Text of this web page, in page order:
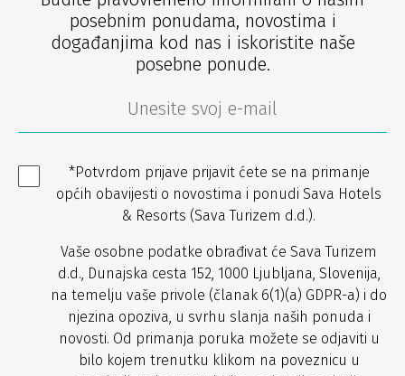
posebnim ponudama, novostima i
događanjima kod nas i iskoristite naše
posebne ponude.
*Potvrdom prijave prijavit ćete se na primanje
općih obavijesti o novostima i ponudi Sava Hotels
& Resorts (Sava Turizem d.d.).
Vaše osobne podatke obrađivat će Sava Turizem
d.d., Dunajska cesta 152, 1000 Ljubljana, Slovenija,
na temelju vaše privole (članak 6(1)(a) GDPR-a) i do
njezina opoziva, u svrhu slanja naših ponuda i
novosti. Od primanja poruka možete se odjaviti u
bilo kojem trenutku klikom na poveznicu u